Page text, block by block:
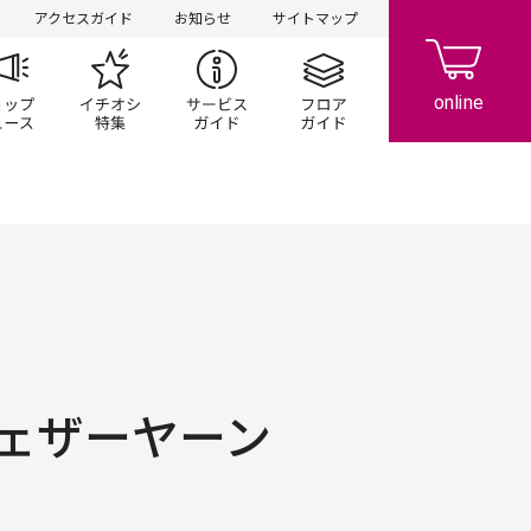
アクセスガイド お知らせ サイトマップ
ン
プ一覧 ショップニュースイチオシ特集 サービスガイドフロアガイド
ザーヤーン